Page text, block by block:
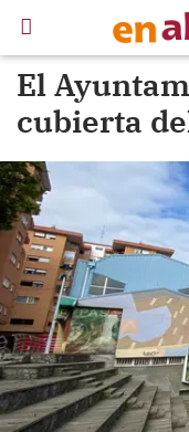
El
cubierta